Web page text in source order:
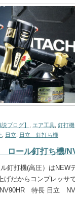
説ブログ】 エア工具 釘打機
日立 日立 釘打ち機
ール釘打ち機/
釘打機(高圧）はNEW
げだからコンプレッサ
NV90HR 特長 日立